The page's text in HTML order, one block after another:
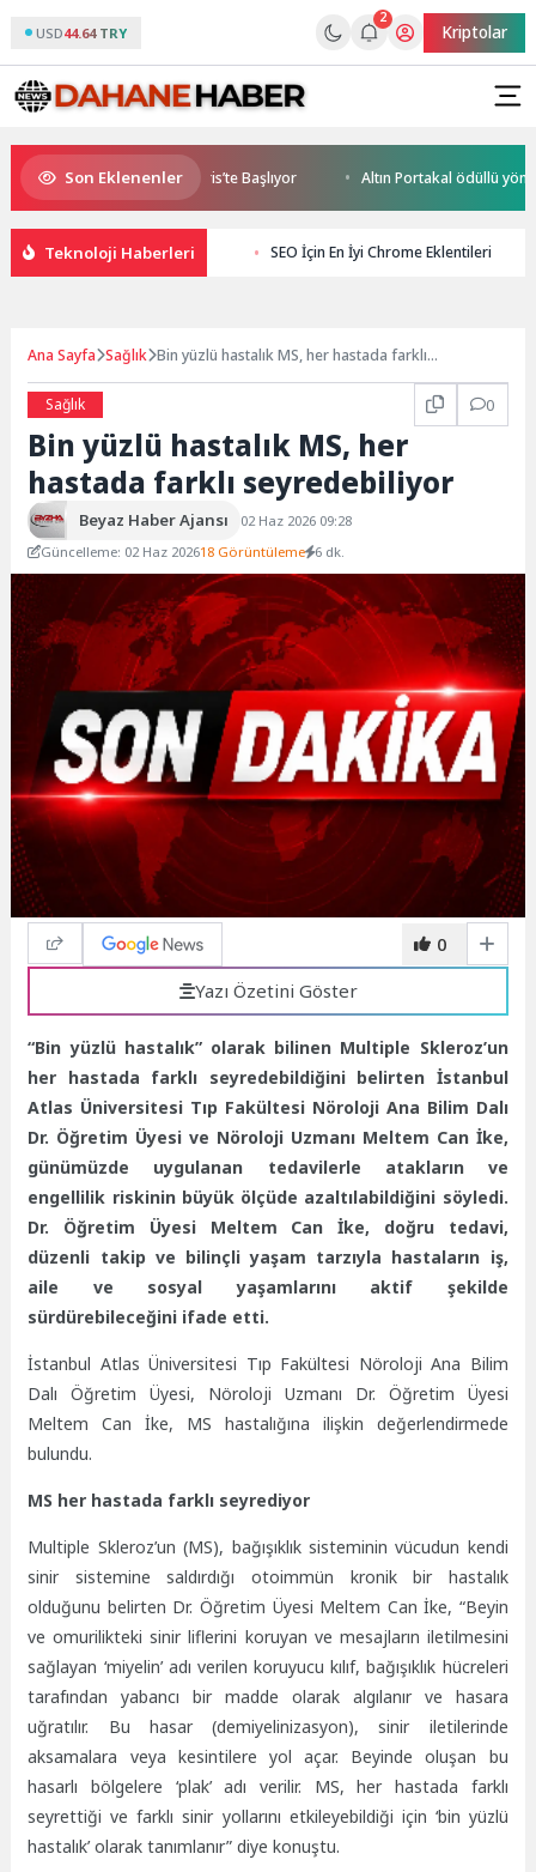
USD44.64 TRY
2
Kriptolar
Son Eklenenler
Cup Heyecanı Paris’te Başlıyor Altın Portakal ödüllü
Teknoloji Haberleri SEO İçin En İyi Chrome Eklentileri
Ana Sayfa Sağlık Bin yüzlü hastalık MS, her hastada farklı
Sağlık
0
Bin yüzlü hastalık MS, her
hastada farklı seyredebiliyor
Beyaz Haber Ajansı
02 Haz 2026 09:28
Güncelleme: 02 Haz 202618 Görüntüleme 6 dk.
0
Yazı Özetini Göster
“Bin yüzlü hastalık” olarak bilinen Multiple Skleroz’un
her hastada farklı seyredebildiğini belirten İstanbul
Atlas Üniversitesi Tıp Fakültesi Nöroloji Ana Bilim Dalı
Dr. Öğretim Üyesi ve Nöroloji Uzmanı Meltem Can İke,
günümüzde uygulanan tedavilerle atakların ve
engellilik riskinin büyük ölçüde azaltılabildiğini söyledi.
Dr. Öğretim Üyesi Meltem Can İke, doğru tedavi,
düzenli takip ve bilinçli yaşam tarzıyla hastaların iş,
aile ve sosyal yaşamlarını aktif şekilde
sürdürebileceğini ifade etti.
İstanbul Atlas Üniversitesi Tıp Fakültesi Nöroloji Ana Bilim
Dalı Öğretim Üyesi, Nöroloji Uzmanı Dr. Öğretim Üyesi
Meltem Can İke, MS hastalığına ilişkin değerlendirmede
bulundu.
MS her hastada farklı seyrediyor
Multiple Skleroz’un (MS), bağışıklık sisteminin vücudun kendi
sinir sistemine saldırdığı otoimmün kronik bir hastalık
olduğunu belirten Dr. Öğretim Üyesi Meltem Can İke, “Beyin
ve omurilikteki sinir liflerini koruyan ve mesajların iletilmesini
sağlayan ‘miyelin’ adı verilen koruyucu kılıf, bağışıklık hücreleri
tarafından yabancı bir madde olarak algılanır ve hasara
uğratılır. Bu hasar (demiyelinizasyon), sinir iletilerinde
aksamalara veya kesintilere yol açar. Beyinde oluşan bu
hasarlı bölgelere ‘plak’ adı verilir. MS, her hastada farklı
seyrettiği ve farklı sinir yollarını etkileyebildiği için ‘bin yüzlü
hastalık’ olarak tanımlanır” diye konuştu.